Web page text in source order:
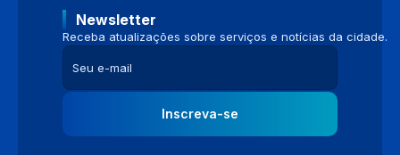
Newsletter
Receba atualizações sobre serviços e notícias da cidade.
Inscreva-se